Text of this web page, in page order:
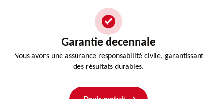
Garantie decennale
Nous avons une assurance responsabilité civile, garantissant
des résultats durables.